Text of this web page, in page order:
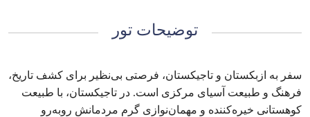
توضیحات تور
سفر به ازبکستان و تاجیکستان، فرصتی بی‌نظیر برای کشف تاریخ،
فرهنگ و طبیعت آسیای مرکزی است. در تاجیکستان، با طبیعت
کوهستانی خیره‌کننده و مهمان‌نوازی گرم مردمانش روبه‌رو